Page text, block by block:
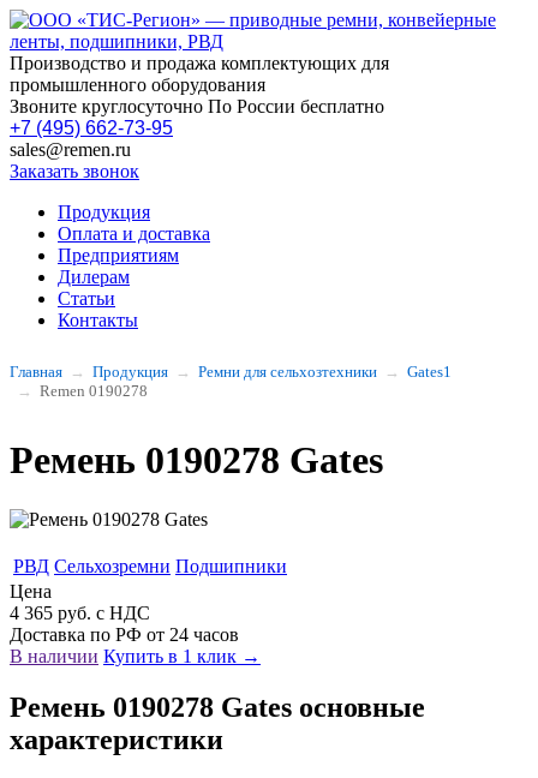
Производство и продажа комплектующих для
промышленного оборудования
Звоните круглосуточно По России бесплатно
+7 (495) 662-73-95
sales@remen.ru
Заказать звонок
Продукция
Оплата и доставка
Предприятиям
Дилерам
Статьи
Контакты
Главная Продукция Ремни для сельхозтехники
Gates1
Remen 0190278
Ремень 0190278 Gates
РВД Сельхозремни Подшипники
Цена
4 365 руб. с НДС
Доставка по РФ от 24 часов
В наличии Купить в 1 клик →
Ремень 0190278 Gates основные
характеристики